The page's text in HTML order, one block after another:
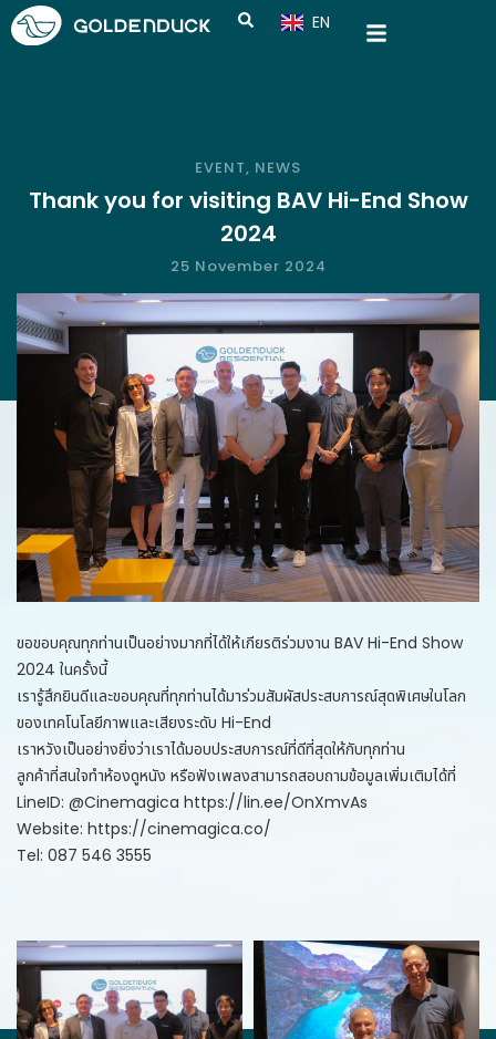
EN
CN
EVENT, NEWS
Thank you for visiting BAV Hi-End Show
2024
25 November 2024
ขอขอบคุณทุกท่านเป็นอย่างมากที่ได้ให้เกียรติร่วมงาน BAV Hi-End Show
2024 ในครั้งนี้
เรารู้สึกยินดีและขอบคุณที่ทุกท่านได้มาร่วมสัมผัสประสบการณ์สุดพิเศษในโลก
ของเทคโนโลยีภาพและเสียงระดับ Hi-End
เราหวังเป็นอย่างยิ่งว่าเราได้มอบประสบการณ์ที่ดีที่สุดให้กับทุกท่าน
ลูกค้าที่สนใจทำห้องดูหนัง หรือฟังเพลงสามารถสอบถามข้อมูลเพิ่มเติมได้ที่
LineID: @Cinemagica https://lin.ee/OnXmvAs
Website: https://cinemagica.co/
Tel: 087 546 3555